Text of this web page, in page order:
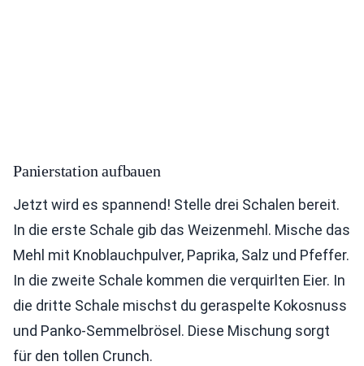
Panierstation aufbauen
Jetzt wird es spannend! Stelle drei Schalen bereit.
In die erste Schale gib das Weizenmehl. Mische das
Mehl mit Knoblauchpulver, Paprika, Salz und Pfeffer.
In die zweite Schale kommen die verquirlten Eier. In
die dritte Schale mischst du geraspelte Kokosnuss
und Panko-Semmelbrösel. Diese Mischung sorgt
für den tollen Crunch.